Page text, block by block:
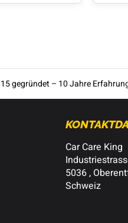
gegründet – 10 Jahre
Car Care King
5036 ,
Schweiz